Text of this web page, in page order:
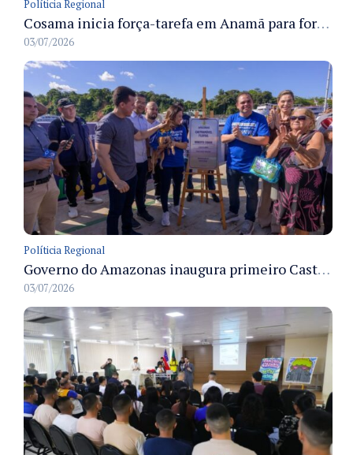
Políticia Regional
Cosama inicia força-tarefa em Anamã para fortalecer abastecimento de água e segurança hídrica da população
03/07/2026
Políticia Regional
Governo do Amazonas inaugura primeiro Castramóvel Fluvial para atendimento veterinário às comunidades ribeirinhas e castração gratuita
03/07/2026